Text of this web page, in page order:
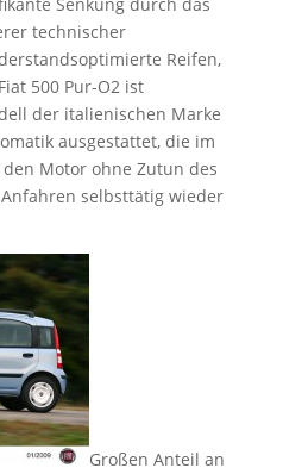
technischer
Reifen,
500 Pur-O2 ist
der italienischen Marke
ausgestattet, die im
Motor ohne Zutun des
selbsttätig wieder
Großen Anteil an